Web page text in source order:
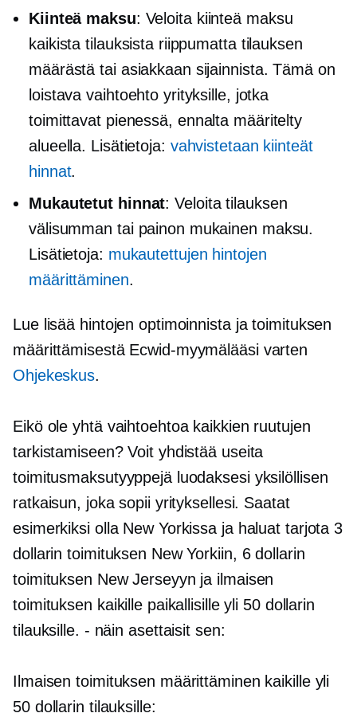
Kiinteä maksu: Veloita kiinteä maksu
kaikista tilauksista riippumatta tilauksen
määrästä tai asiakkaan sijainnista. Tämä on
loistava vaihtoehto yrityksille, jotka
toimittavat pienessä, ennalta määritelty
alueella. Lisätietoja: vahvistetaan kiinteät
hinnat.
Mukautetut hinnat: Veloita tilauksen
välisumman tai painon mukainen maksu.
Lisätietoja: mukautettujen hintojen
määrittäminen.
Lue lisää hintojen optimoinnista ja toimituksen
määrittämisestä Ecwid-myymälääsi varten
Ohjekeskus.
Eikö ole yhtä vaihtoehtoa kaikkien ruutujen
tarkistamiseen? Voit yhdistää useita
toimitusmaksutyyppejä luodaksesi yksilöllisen
ratkaisun, joka sopii yrityksellesi. Saatat
esimerkiksi olla New Yorkissa ja haluat tarjota 3
dollarin toimituksen New Yorkiin, 6 dollarin
toimituksen New Jerseyyn ja ilmaisen
toimituksen kaikille paikallisille yli 50 dollarin
tilauksille. - näin asettaisit sen:
Ilmaisen toimituksen määrittäminen kaikille yli
50 dollarin tilauksille: